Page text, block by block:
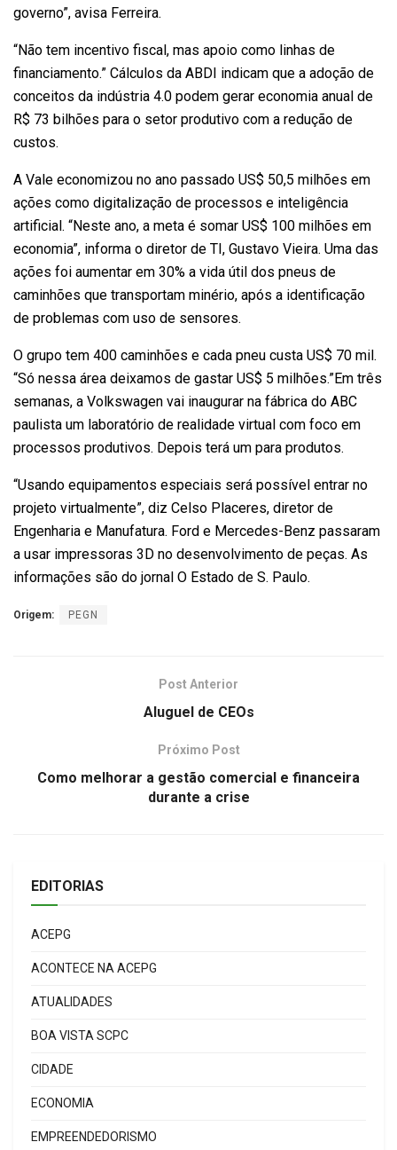
governo”, avisa Ferreira.
“Não tem incentivo fiscal, mas apoio como linhas de
financiamento.” Cálculos da ABDI indicam que a adoção de
conceitos da indústria 4.0 podem gerar economia anual de
R$ 73 bilhões para o setor produtivo com a redução de
custos.
A Vale economizou no ano passado US$ 50,5 milhões em
ações como digitalização de processos e inteligência
artificial. “Neste ano, a meta é somar US$ 100 milhões em
economia”, informa o diretor de TI, Gustavo Vieira. Uma das
ações foi aumentar em 30% a vida útil dos pneus de
caminhões que transportam minério, após a identificação
de problemas com uso de sensores.
O grupo tem 400 caminhões e cada pneu custa US$ 70 mil.
“Só nessa área deixamos de gastar US$ 5 milhões.”Em três
semanas, a Volkswagen vai inaugurar na fábrica do ABC
paulista um laboratório de realidade virtual com foco em
processos produtivos. Depois terá um para produtos.
“Usando equipamentos especiais será possível entrar no
projeto virtualmente”, diz Celso Placeres, diretor de
Engenharia e Manufatura. Ford e Mercedes-Benz passaram
a usar impressoras 3D no desenvolvimento de peças. As
informações são do jornal O Estado de S. Paulo.
Origem: PEGN
Post Anterior
Aluguel de CEOs
Próximo Post
Como melhorar a gestão comercial e financeira
durante a crise
EDITORIAS
ACEPG
ACONTECE NA ACEPG
ATUALIDADES
BOA VISTA SCPC
CIDADE
ECONOMIA
EMPREENDEDORISMO